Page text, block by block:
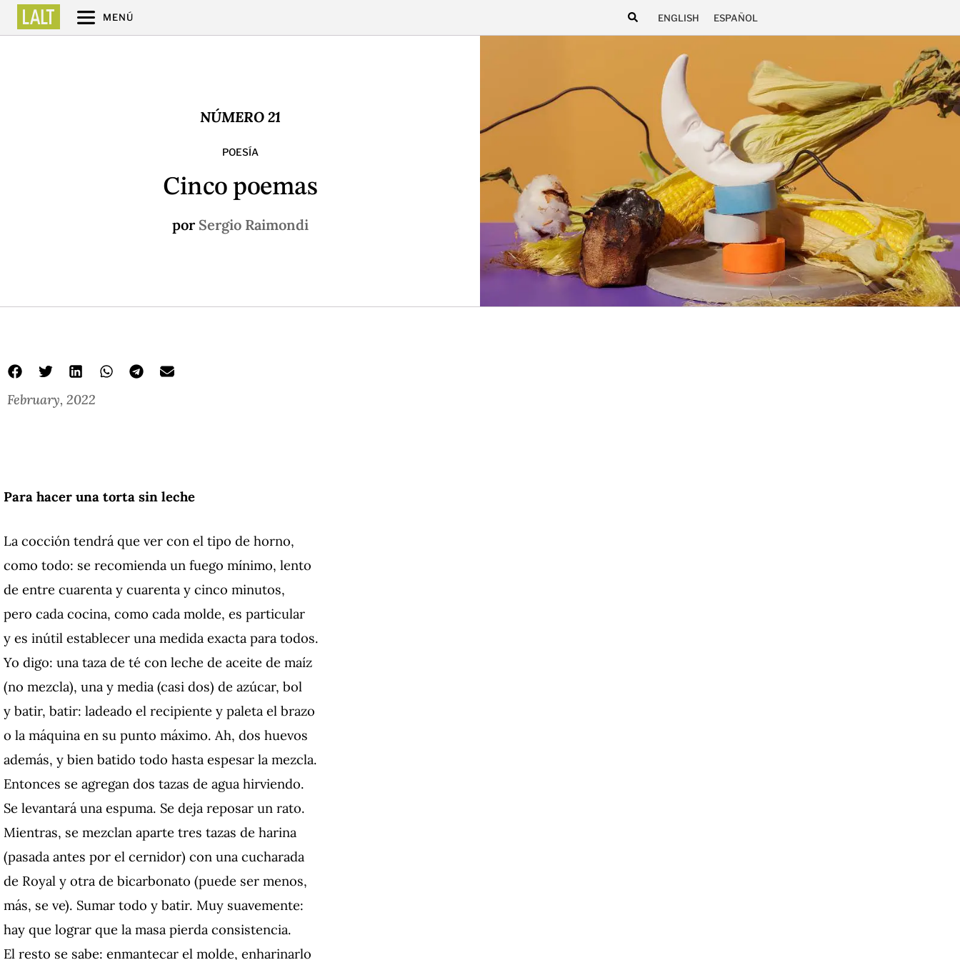
MENÚ ENGLISH ESPAÑOL
NÚMERO 21
POESÍA
Cinco poemas
por Sergio Raimondi
February, 2022
Para hacer una torta sin leche
La cocción tendrá que ver con el tipo de horno,
como todo: se recomienda un fuego mínimo, lento
de entre cuarenta y cuarenta y cinco minutos,
pero cada cocina, como cada molde, es particular
y es inútil establecer una medida exacta para todos.
Yo digo: una taza de té con leche de aceite de maíz
(no mezcla), una y media (casi dos) de azúcar, bol
y batir, batir: ladeado el recipiente y paleta el brazo
o la máquina en su punto máximo. Ah, dos huevos
además, y bien batido todo hasta espesar la mezcla.
Entonces se agregan dos tazas de agua hirviendo.
Se levantará una espuma. Se deja reposar un rato.
Mientras, se mezclan aparte tres tazas de harina
(pasada antes por el cernidor) con una cucharada
de Royal y otra de bicarbonato (puede ser menos,
más, se ve). Sumar todo y batir. Muy suavemente:
hay que lograr que la masa pierda consistencia.
El resto se sabe: enmantecar el molde, enharinarlo